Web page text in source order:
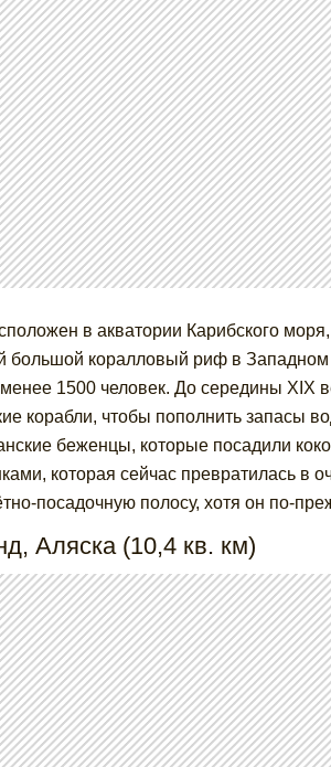
в акватории Карибского
большой коралловый риф в
1500 человек. До середины XIX
корабли, чтобы пополнить запасы
беженцы, которые посадили
которая сейчас превратилась в
посадочную полосу, хотя он по-
Аляска (10,4 кв. км)